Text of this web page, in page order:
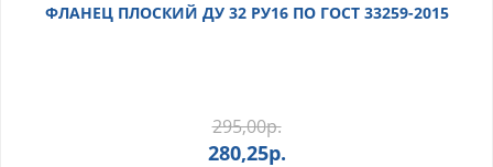
ФЛАНЕЦ ПЛОСКИЙ ДУ 32 РУ16 ПО ГОСТ 33259-2015
295,00р.
280,25р.